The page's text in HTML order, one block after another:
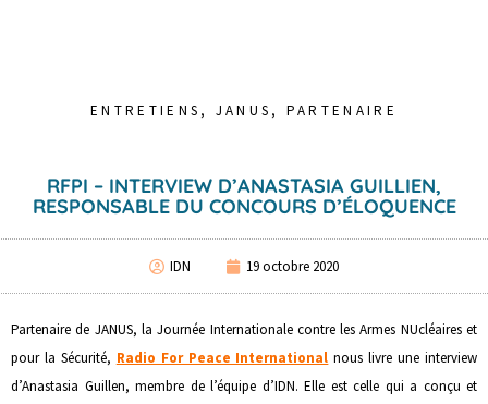
ENTRETIENS , JANUS , PARTENAIRE
RFPI – INTERVIEW D’ANASTASIA GUILLIEN,
RESPONSABLE DU CONCOURS D’ÉLOQUENCE
IDN 19 octobre 2020
Partenaire de JANUS, la Journée Internationale contre les Armes NUcléaires et
pour la Sécurité, Radio For Peace International nous livre une interview
d’Anastasia Guillen, membre de l’équipe d’IDN. Elle est celle qui a conçu et